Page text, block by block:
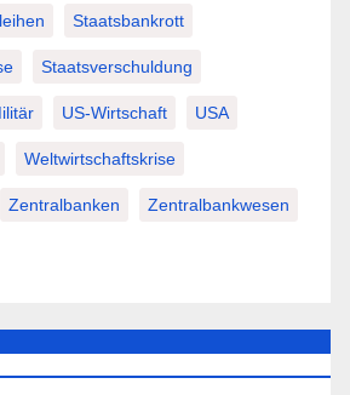
Staatsbankrott
Staatsverschuldung
US-Wirtschaft USA
Weltwirtschaftskrise
Zentralbanken Zentralbankwesen